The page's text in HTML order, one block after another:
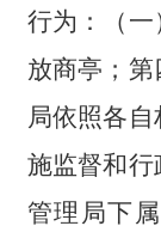
行为：（一
放商亭；
局依照各
施监督和
管理局下